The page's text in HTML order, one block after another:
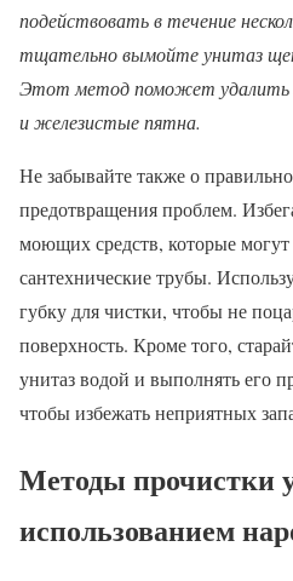
подействовать в течение
тщательно вымойте унитаз
Этот метод поможет удалить
и железистые пятна.
Не забывайте также о
предотвращения проблем.
моющих средств, которые
сантехнические трубы.
губку для чистки, чтобы не
поверхность. Кроме того,
унитаз водой и выполнять его
чтобы избежать неприятных
Методы прочистки
использованием